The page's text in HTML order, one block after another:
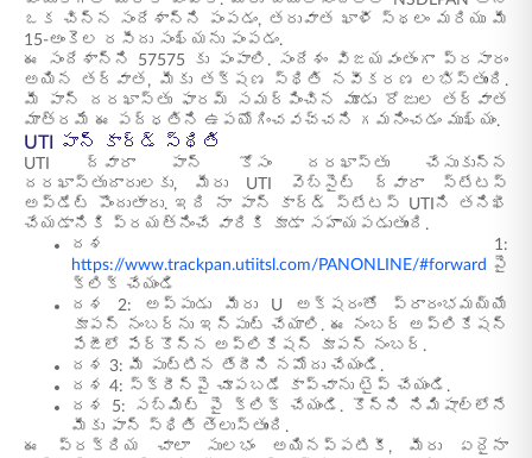
ఒక చిన్న సందేశాన్ని పంపడం, తరువాత ఖాళీ స్థలం మరియు మీ
15-అంకెల రసీదు సంఖ్యను పంపడం.
ఈ సందేశాన్ని 57575 కు పంపాలి. సందేశం విజయవంతంగా ప్రసారం
అయిన తర్వాత, మీకు తక్షణ స్థితి నవీకరణ లభిస్తుంది.
మీ పాన్ దరఖాస్తు ఫారమ్ సమర్పించిన మూడు రోజుల తర్వాత
మాత్రమే ఈ పద్ధతిని ఉపయోగించవచ్చని గమనించడం ముఖ్యం.
UTI పాన్ కార్డ్ స్థితి
UTI ద్వారా పాన్ కోసం దరఖాస్తు చేసుకున్న
దరఖాస్తుదారులకు, మీరు UTI వెబ్‌సైట్ ద్వారా స్టేటస్
అప్‌డేట్ పొందుతారు. ఇది నా పాన్ కార్డ్ స్టేటస్ UTIని తనిఖీ
చేయడానికి ప్రయత్నించే వారికి కూడా సహాయపడుతుంది.
దశ 1:
https://www.trackpan.utiitsl.com/PANONLINE/#forward పై
క్లిక్ చేయండి
దశ 2: అప్పుడు మీరు U అక్షరంతో ప్రారంభమయ్యే
కూపన్ నంబర్‌ను ఇన్‌పుట్ చేయాలి. ఈ నంబర్ అప్లికేషన్
పేజీలో పేర్కొన్న అప్లికేషన్ కూపన్ నంబర్.
దశ 3: మీ పుట్టిన తేదీని నమోదు చేయండి.
దశ 4: స్క్రీన్‌పై చూపబడే కాప్చాను టైప్ చేయండి.
దశ 5: సబ్మిట్ పై క్లిక్ చేయండి. కొన్ని నిమిషాల్లోనే
మీకు పాన్ స్థితి తెలుస్తుంది.
ఈ ప్రక్రియ చాలా సులభం అయినప్పటికీ, మీరు ఏదైనా